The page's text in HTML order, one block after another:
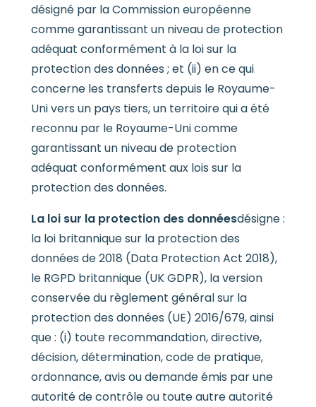
désigné par la Commission européenne
comme garantissant un niveau de protection
adéquat conformément à la loi sur la
protection des données ; et (ii) en ce qui
concerne les transferts depuis le Royaume-
Uni vers un pays tiers, un territoire qui a été
reconnu par le Royaume-Uni comme
garantissant un niveau de protection
adéquat conformément aux lois sur la
protection des données.
La loi sur la protection des donnéesdésigne :
la loi britannique sur la protection des
données de 2018 (Data Protection Act 2018),
le RGPD britannique (UK GDPR), la version
conservée du règlement général sur la
protection des données (UE) 2016/679, ainsi
que : (i) toute recommandation, directive,
décision, détermination, code de pratique,
ordonnance, avis ou demande émis par une
autorité de contrôle ou toute autre autorité